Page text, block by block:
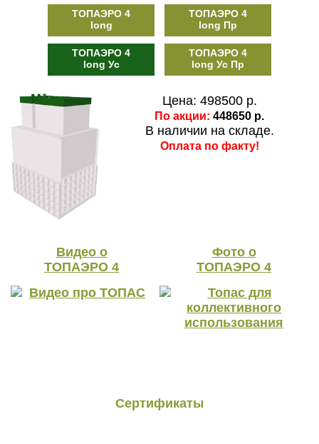
ТОПАЭРО 4
long
ТОПАЭРО 4
long Пр
ТОПАЭРО 4
long Ус
ТОПАЭРО 4
long Ус Пр
Цена: 498500 р.
По акции: 448650 р.
В наличии на складе.
Оплата по факту!
Видео о
ТОПАЭРО 4
Фото о
ТОПАЭРО 4
Сертификаты